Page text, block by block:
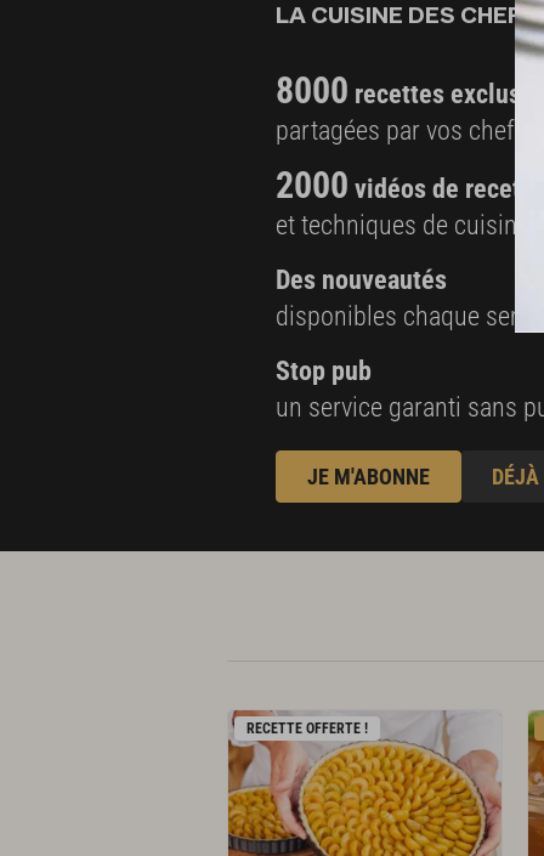
LA CUISINE DES
8000 recettes
partagées par vos chefs
2000 vidéos de recettes
et techniques de cuisine
Des nouveautés
disponibles chaque
Stop pub
un service garanti sans
JE M'ABONNE
RECETTE OFFERTE !